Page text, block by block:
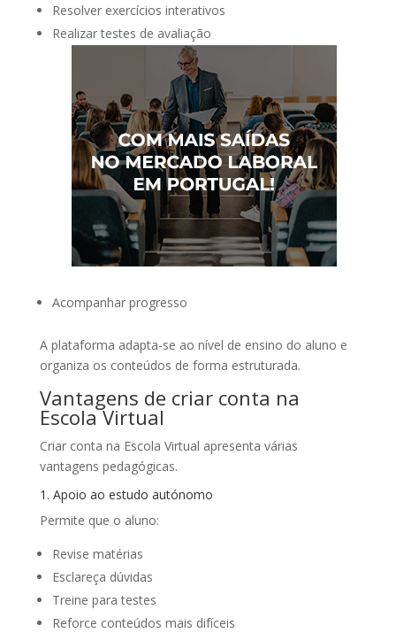
Resolver exercícios interativos
Realizar testes de avaliação
Acompanhar progresso
A plataforma adapta-se ao nível de ensino do aluno e
organiza os conteúdos de forma estruturada.
Vantagens de criar conta na
Escola Virtual
Criar conta na Escola Virtual apresenta várias
vantagens pedagógicas.
1. Apoio ao estudo autónomo
Permite que o aluno:
Revise matérias
Esclareça dúvidas
Treine para testes
Reforce conteúdos mais difíceis